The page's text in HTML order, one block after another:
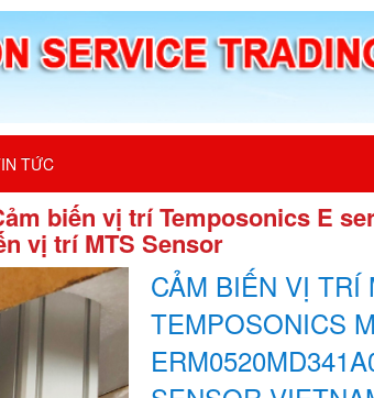
TỨC
biến vị trí Temposonics E
vị trí MTS Sensor
CẢM BIẾN VỊ TRÍ
TEMPOSONICS